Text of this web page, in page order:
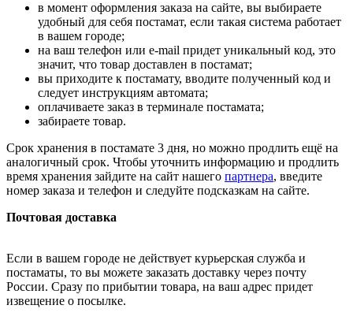
в момент оформления заказа на сайте, вы выбираете
удобный для себя постамат, если такая система работает
в вашем городе;
на ваш телефон или e-mail придет уникальный код, это
значит, что товар доставлен в постамат;
вы приходите к постамату, вводите полученный код и
следует инструкциям автомата;
оплачиваете заказ в терминале постамата;
забираете товар.
Срок хранения в постамате 3 дня, но можно продлить ещё на
аналогичный срок. Чтобы уточнить информацию и продлить
время хранения зайдите на сайт нашего партнера, введите
номер заказа и телефон и следуйте подсказкам на сайте.
Почтовая доставка
Если в вашем городе не действует курьерская служба и
постаматы, то вы можете заказать доставку через почту
России. Сразу по прибытии товара, на ваш адрес придет
извещение о посылке.